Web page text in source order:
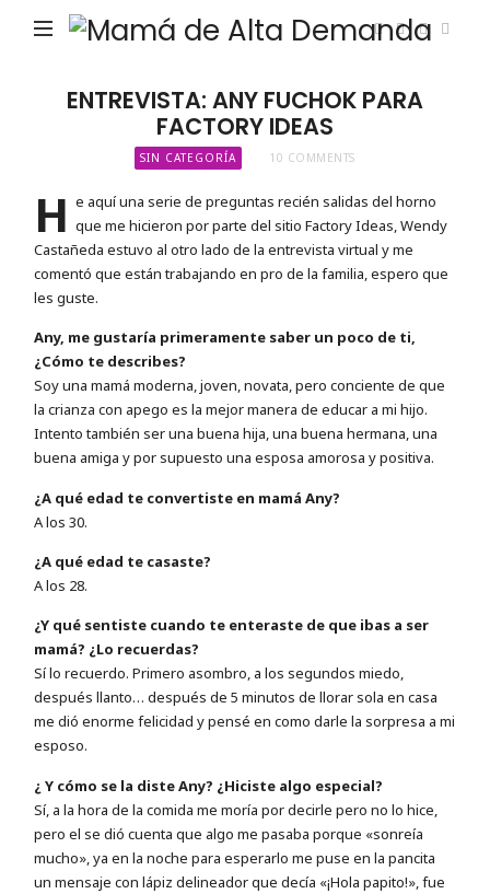
ENTREVISTA: ANY FUCHOK PARA
FACTORY IDEAS
SIN CATEGORÍA 10 COMMENTS
H e aquí una serie de preguntas recién salidas del horno
que me hicieron por parte del sitio Factory Ideas, Wendy
Castañeda estuvo al otro lado de la entrevista virtual y me
comentó que están trabajando en pro de la familia, espero que
les guste.
Any, me gustaría primeramente saber un poco de ti,
¿Cómo te describes?
Soy una mamá moderna, joven, novata, pero conciente de que
la crianza con apego es la mejor manera de educar a mi hijo.
Intento también ser una buena hija, una buena hermana, una
buena amiga y por supuesto una esposa amorosa y positiva.
¿A qué edad te convertiste en mamá Any?
A los 30.
¿A qué edad te casaste?
A los 28.
¿Y qué sentiste cuando te enteraste de que ibas a ser
mamá? ¿Lo recuerdas?
Sí lo recuerdo. Primero asombro, a los segundos miedo,
después llanto… después de 5 minutos de llorar sola en casa
me dió enorme felicidad y pensé en como darle la sorpresa a mi
esposo.
¿ Y cómo se la diste Any? ¿Hiciste algo especial?
Sí, a la hora de la comida me moría por decirle pero no lo hice,
pero el se dió cuenta que algo me pasaba porque «sonreía
mucho», ya en la noche para esperarlo me puse en la pancita
un mensaje con lápiz delineador que decía «¡Hola papito!», fue